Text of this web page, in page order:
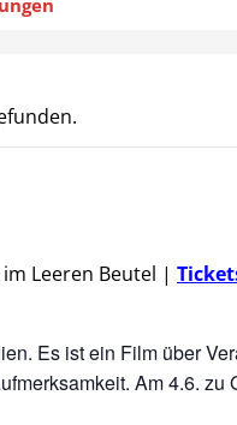
Leeren Beutel |
Es ist ein Film über
Am 4.6. zu